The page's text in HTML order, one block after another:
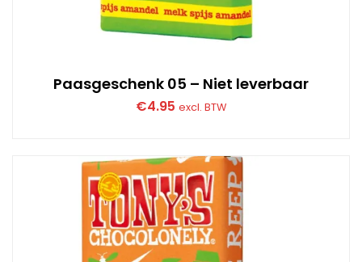
Paasgeschenk 05 – Niet leverbaar
€4.95 excl. BTW